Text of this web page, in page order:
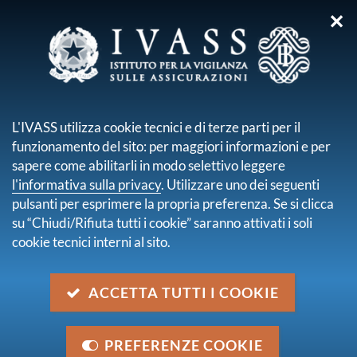
sei qui:
PAOLO ANGELINI
Nato a Siena nel 1958, sposato con un figlio.
✕
L'IVASS utilizza cookie tecnici e di terze parti per il
funzionamento del sito: per maggiori informazioni e per
sapere come abilitarli in modo selettivo leggere
l'informativa sulla privacy. Utilizzare uno dei seguenti
pulsanti per esprimere la propria preferenza. Se si clicca
su “Chiudi/Rifiuta tutti i cookie” saranno attivati i soli
cookie tecnici interni al sito.
ACCETTA TUTTI I COOKIE
PREFERENZE COOKIE